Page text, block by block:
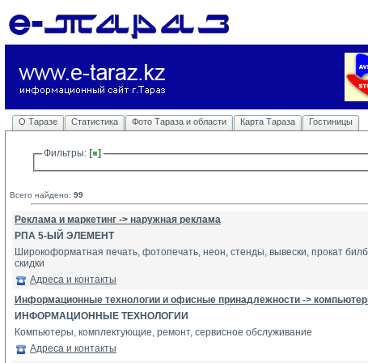
О Таразе Статистика Фото Тараза и области Карта Тараза Гостиницы
Фильтры:
Всего найдено: 99
Реклама и маркетинг -> наружная реклама
РПА 5-ЫЙ ЭЛЕМЕНТ
Широкоформатная печать, фотопечать, неон, стенды, вывески, прокат
скидки
Адреса и контакты
Информационные технологии и офисные принадлежности ->
ИНФОРМАЦИОННЫЕ ТЕХНОЛОГИИ
Компьютеры, комплектующие, ремонт, сервисное обслуживание
Адреса и контакты